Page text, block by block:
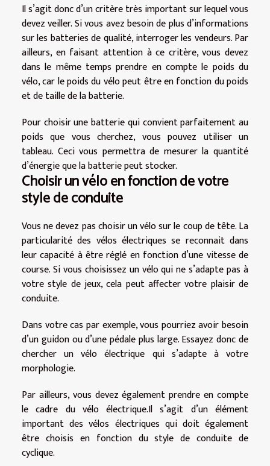
Il s’agit donc d’un critère très important sur lequel vous
devez veiller. Si vous avez besoin de plus d’informations
sur les batteries de qualité, interroger les vendeurs. Par
ailleurs, en faisant attention à ce critère, vous devez
dans le même temps prendre en compte le poids du
vélo, car le poids du vélo peut être en fonction du poids
et de taille de la batterie.
Pour choisir une batterie qui convient parfaitement au
poids que vous cherchez, vous pouvez utiliser un
tableau. Ceci vous permettra de mesurer la quantité
d’énergie que la batterie peut stocker.
Choisir un vélo en fonction de votre
style de conduite
Vous ne devez pas choisir un vélo sur le coup de tête. La
particularité des vélos électriques se reconnait dans
leur capacité à être réglé en fonction d’une vitesse de
course. Si vous choisissez un vélo qui ne s’adapte pas à
votre style de jeux, cela peut affecter votre plaisir de
conduite.
Dans votre cas par exemple, vous pourriez avoir besoin
d’un guidon ou d’une pédale plus large. Essayez donc de
chercher un vélo électrique qui s’adapte à votre
morphologie.
Par ailleurs, vous devez également prendre en compte
le cadre du vélo électrique.Il s’agit d’un élément
important des vélos électriques qui doit également
être choisis en fonction du style de conduite de
cyclique.